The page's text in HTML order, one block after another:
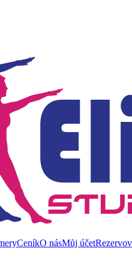
CeníkO násMůj účet